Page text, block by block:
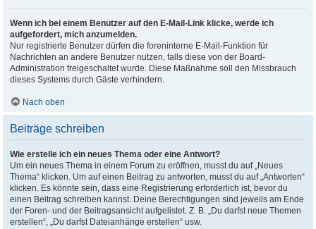
Wenn ich bei einem Benutzer auf den E-Mail-Link klicke, werde ich
aufgefordert, mich anzumelden.
Nur registrierte Benutzer dürfen die foreninterne E-Mail-Funktion für
Nachrichten an andere Benutzer nutzen, falls diese von der Board-
Administration freigeschaltet wurde. Diese Maßnahme soll den Missbrauch
dieses Systems durch Gäste verhindern.
Nach oben
Beiträge schreiben
Wie erstelle ich ein neues Thema oder eine Antwort?
Um ein neues Thema in einem Forum zu eröffnen, musst du auf „Neues
Thema“ klicken. Um auf einen Beitrag zu antworten, musst du auf „Antworten“
klicken. Es könnte sein, dass eine Registrierung erforderlich ist, bevor du
einen Beitrag schreiben kannst. Deine Berechtigungen sind jeweils am Ende
der Foren- und der Beitragsansicht aufgelistet. Z. B. „Du darfst neue Themen
erstellen“, „Du darfst Dateianhänge erstellen“ usw.